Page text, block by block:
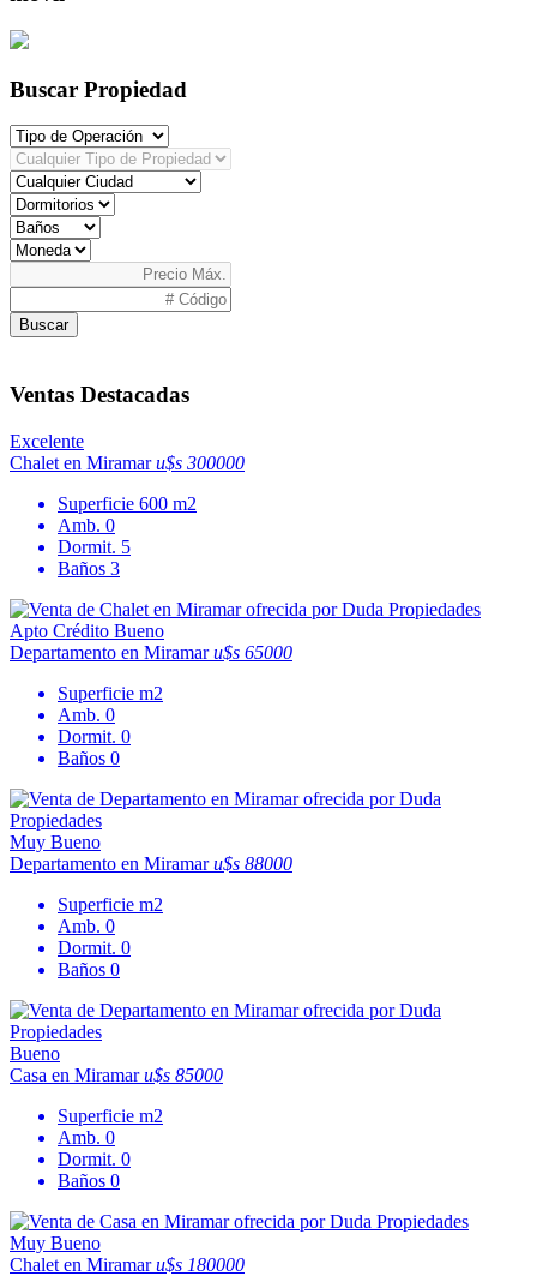
Buscar Propiedad
Buscar
Ventas Destacadas
Excelente
Chalet en Miramaru$s 300000
Superficie 600 m2
Amb. 0
Dormit. 5
Baños 3
Apto Crédito Bueno
Departamento en Miramaru$s 65000
Superficie m2
Amb. 0
Dormit. 0
Baños 0
Muy Bueno
Departamento en Miramaru$s 88000
Superficie m2
Amb. 0
Dormit. 0
Baños 0
Bueno
Casa en Miramaru$s 85000
Superficie m2
Amb. 0
Dormit. 0
Baños 0
Muy Bueno
Chalet en Miramaru$s 180000